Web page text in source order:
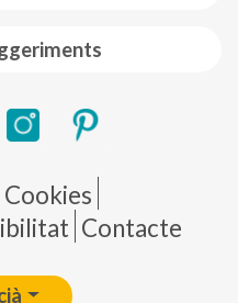
Pie de página
Cookies
Contacte